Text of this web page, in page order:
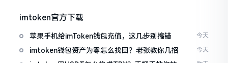
imtoken官方下载
苹果手机给imToken钱包充值，这几步别搞错 今天
imtoken钱包资产为零怎么找回？老张教你几招 今天